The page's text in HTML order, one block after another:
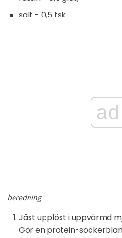
salt - 0,5 tsk.
ad
beredning
Jäst upplöst i uppvärmd
Gör en protein-